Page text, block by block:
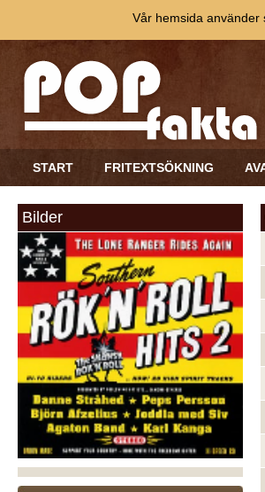
START FRITEXTSÖKNING
Bilder
Vår hemsida